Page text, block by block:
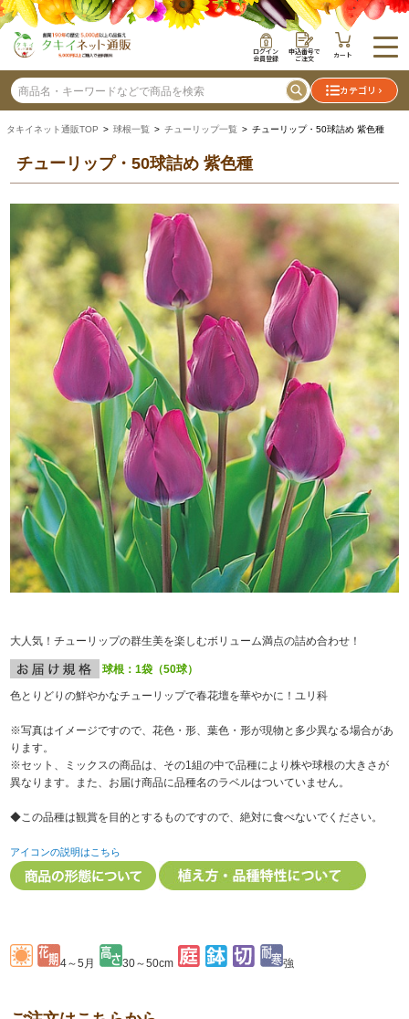
ログイン
会員登録
申込番号で
ご注文 カート
カテゴリ
タキイネット通販TOP > 球根一覧 > チューリップ一覧 > チューリップ・50球詰め 紫色種
チューリップ・50球詰め 紫色種
大人気！チューリップの群生美を楽しむボリューム満点の詰め合わせ！
球根：1袋（50球）
色とりどりの鮮やかなチューリップで春花壇を華やかに！ユリ科
※写真はイメージですので、花色・形、葉色・形が現物と多少異なる場合があ
ります。
※セット、ミックスの商品は、その1組の中で品種により株や球根の大きさが
異なります。また、お届け商品に品種名のラベルはついていません。
◆この品種は観賞を目的とするものですので、絶対に食べないでください。
アイコンの説明はこちら
4～5月 30～50cm 強